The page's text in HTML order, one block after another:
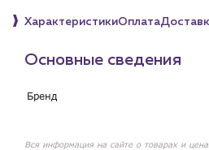
ХарактеристикиОплата
Основные сведения
Бренд
Вся информация на сайте о товарах и